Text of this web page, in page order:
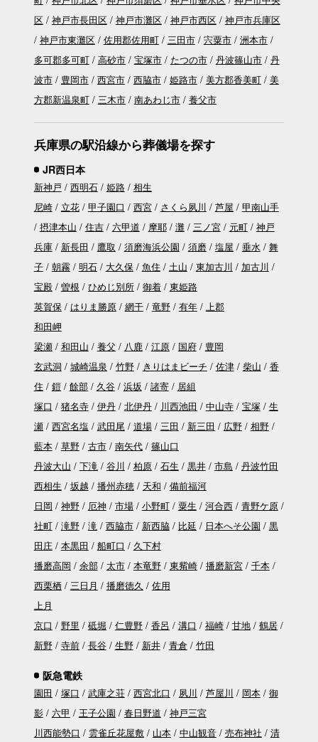
区
神戸市長田区 神戸市灘区 神戸市西区
神戸市兵庫区
神戸市東灘区
佐用郡佐用町 三田市 宍粟市
洲本市
多可郡多可町
高砂市 宝塚市 たつの市 丹波篠山市
丹
波市
豊岡市 西宮市 西脇市 姫路市 美方郡香美町
美
方郡新温泉町
三木市 南あわじ市 養父市
兵庫県の駅沿線から葬儀場を探す
JR西日本
新神戸 西明石 姫路
相生
尼崎
立花 甲子園口 西宮 さくら夙川 芦屋
甲南山手
摂津本山
住吉 六甲道 摩耶 灘 三ノ宮 元町
神戸
兵庫
新長田 鷹取 須磨海浜公園 須磨 塩屋 垂水
舞
子
朝霧 明石 大久保 魚住 土山 東加古川
加古川
宝殿
曽根 ひめじ別所 御着
東姫路
英賀保
はりま勝原 網干 竜野 有年
上郡
和田岬
梁瀬
和田山 養父 八鹿 江原 国府
豊岡
玄武洞
城崎温泉 竹野 きりはまビーチ 佐津 柴山
香
住
鎧 餘部 久谷 浜坂 諸寄
居組
塚口
猪名寺 伊丹 北伊丹 川西池田 中山寺 宝塚
生
瀬
西宮名塩 武田尾 道場 三田 新三田 広野
相野
藍本
草野 古市 南矢代
篠山口
丹波大山
下滝 谷川 柏原 石生 黒井 市島
丹波竹田
西相生
坂越 播州赤穂 天和
備前福河
日岡
神野 厄神 市場 小野町 粟生 河合西
青野ケ原
社町
滝野 滝 西脇市 新西脇 比延 日本へそ公園
黒
田庄
本黒田 船町口
久下村
播磨高岡
余部 太市 本竜野 東觜崎 播磨新宮
千本
西栗栖
三日月 播磨徳久
佐用
上月
京口
野里 砥堀 仁豊野 香呂 溝口 福崎 甘地
鶴居
新野
寺前 長谷 生野 新井 青倉 竹田
阪急電鉄
園田 塚口 武庫之荘 西宮北口 夙川 芦屋川 岡本
御
影
六甲 王子公園 春日野道
神戸三宮
川西能勢口
雲雀丘花屋敷 山本 中山観音 売布神社
清